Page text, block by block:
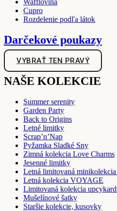
Wafflovina
Cupro
Rozdelenie podľa látok
Darčekové poukazy
VYBRAŤ TEN PRAVÝ
NAŠE KOLEKCIE
Summer serenity
Garden Party
Back to Origins
Letné limitky
Scrap’n’Nap
Pyžamka Sladké Sny
Zimná kolekcia Love Charms
Jesenné limitky
Letná limitovaná
Letná kolekcia VOYAGE
Limitovaná kolekcia
Mušelínové šatky
Staršie kolekcie, kusovky